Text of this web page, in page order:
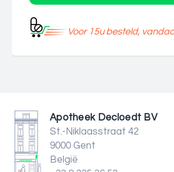
Voor 15u besteld,
Apotheek Decloedt BV
St.-Niklaasstraat 42
9000 Gent
België